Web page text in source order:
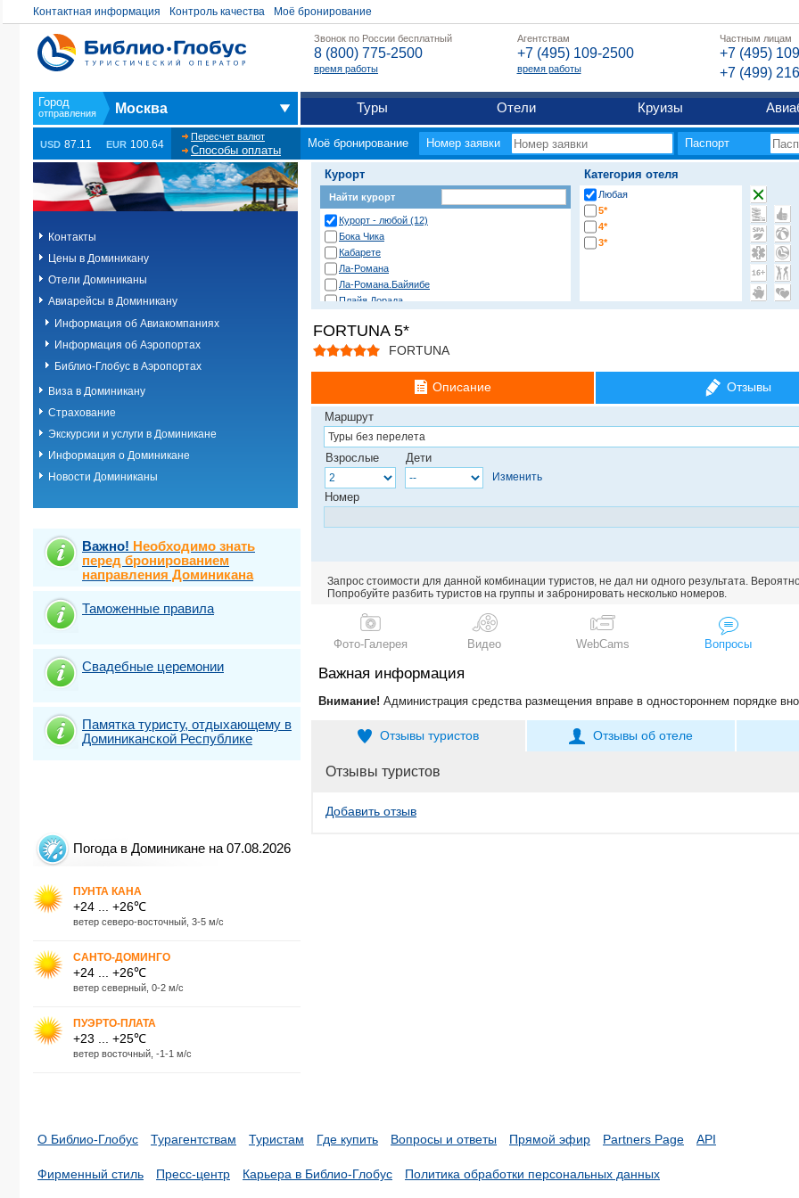
Контактная информация Контроль качества Моё бронирование
Звонок по России бесплатный
8 (800) 775-2500
время работы
Агентствам
+7 (495) 109-2500
время работы
Частным лицам
+7 (495)
+7 (499)
Москва Туры Отели Круизы
USD 87.11 EUR 100.64
Пересчет валют
Способы оплаты
Моё бронирование Номер заявки Паспорт
Контакты
Цены в Доминикану
Отели Доминиканы
Авиарейсы в Доминикану
Информация об Авиакомпаниях
Информация об Аэропортах
Библио-Глобус в Аэропортах
Виза в Доминикану
Страхование
Экскурсии и услуги в Доминикане
Информация о Доминикане
Новости Доминиканы
Важно! Необходимо знать
перед бронированием
направления Доминикана
Таможенные правила
Свадебные церемонии
Памятка туристу, отдыхающему в
Доминиканской Республике
Погода в Доминикане на 07.08.2026
ПУНТА КАНА
+24 ... +26℃
ветер северо-восточный, 3-5 м/с
САНТО-ДОМИНГО
+24 ... +26℃
ветер северный, 0-2 м/с
ПУЭРТО-ПЛАТА
+23 ... +25℃
ветер восточный, -1-1 м/с
Курорт
Найти курорт
Курорт - любой (12)
Бока Чика
Кабарете
Ла-Романа
Ла-Романа.Байяибе
Плайя Дорада
Пунта-Кана.Кап Кана
Пунта-Кана.Уверо Альто
Хуан Долио
Категория отеля
Любая
5*
4*
3*
FORTUNA 5*
FORTUNA
Описание Отзывы
Маршрут
Изменить
Взрослые Дети
Номер
Запрос стоимости для данной комбинации туристов, не дал ни одного результата.
Попробуйте разбить туристов на группы и забронировать несколько номеров.
Фото-Галерея Видео WebCams Вопросы
Важная информация
Внимание! Администрация средства размещения вправе в одностороннем порядке
Отзывы туристов Отзывы об отеле
Отзывы туристов
Добавить отзыв
О Библио-Глобус Турагентствам Туристам Где купить Вопросы и ответы Прямой эфир Partners Page API
Фирменный стиль Пресс-центр Карьера в Библио-Глобус Политика обработки персональных данных